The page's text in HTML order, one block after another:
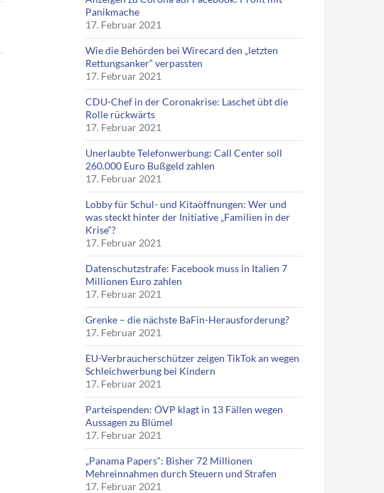
Panikmache
17. Februar 2021
Wie die Behörden bei Wirecard den „letzten
Rettungsanker“ verpassten
17. Februar 2021
CDU-Chef in der Coronakrise: Laschet übt die
Rolle rückwärts
17. Februar 2021
Unerlaubte Telefonwerbung: Call Center soll
260.000 Euro Bußgeld zahlen
17. Februar 2021
Lobby für Schul- und Kitaöffnungen: Wer und
was steckt hinter der Initiative „Familien in der
Krise“?
17. Februar 2021
Datenschutzstrafe: Facebook muss in Italien 7
Millionen Euro zahlen
17. Februar 2021
Grenke – die nächste BaFin-Herausforderung?
17. Februar 2021
EU-Verbraucherschützer zeigen TikTok an wegen
Schleichwerbung bei Kindern
17. Februar 2021
Parteispenden: ÖVP klagt in 13 Fällen wegen
Aussagen zu Blümel
17. Februar 2021
„Panama Papers“: Bisher 72 Millionen
Mehreinnahmen durch Steuern und Strafen
17. Februar 2021